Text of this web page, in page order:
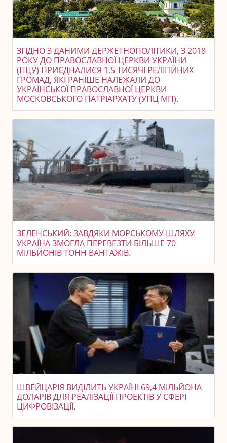
ЗГІДНО З ДАНИМИ ДЕРЖЕТНОПОЛІТИКИ, З 2018
РОКУ ДО ПРАВОСЛАВНОЇ ЦЕРКВИ УКРАЇНИ
(ПЦУ) ПРИЄДНАЛИСЯ 1,5 ТИСЯЧІ РЕЛІГІЙНИХ
ГРОМАД, ЯКІ РАНІШЕ НАЛЕЖАЛИ ДО
УКРАЇНСЬКОЇ ПРАВОСЛАВНОЇ ЦЕРКВИ
МОСКОВСЬКОГО ПАТРІАРХАТУ (УПЦ МП).
ЗЕЛЕНСЬКИЙ: ЗАВДЯКИ МОРСЬКОМУ ШЛЯХУ
УКРАЇНА ЗМОГЛА ПЕРЕВЕЗТИ БІЛЬШЕ 70
МІЛЬЙОНІВ ТОНН ВАНТАЖІВ.
ШВЕЙЦАРІЯ ВИДІЛИТЬ УКРАЇНІ 69,4 МІЛЬЙОНА
ДОЛАРІВ ДЛЯ РЕАЛІЗАЦІЇ ПРОЕКТІВ У СФЕРІ
ЦИФРОВІЗАЦІЇ.